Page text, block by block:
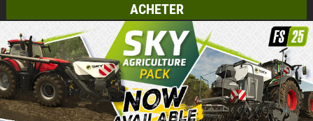
ACHETER